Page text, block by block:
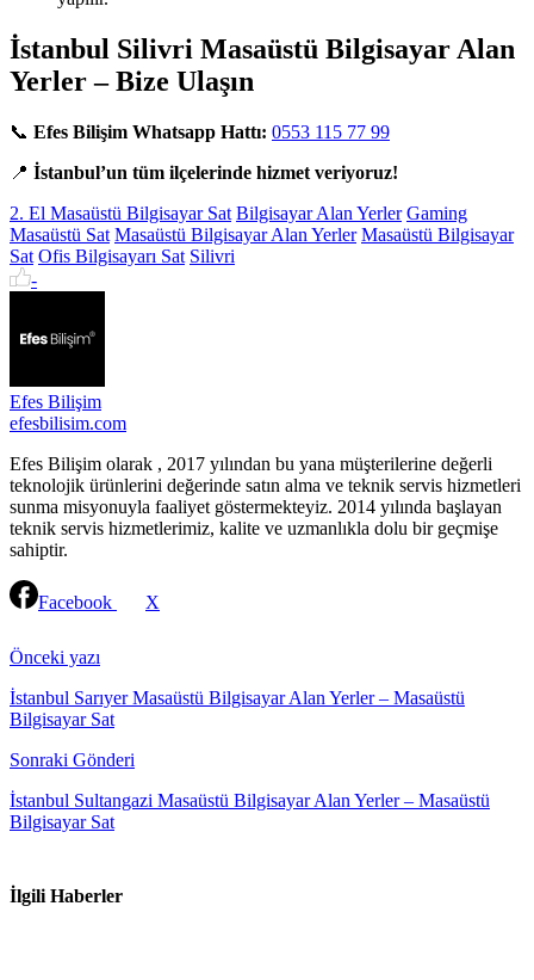
İstanbul Silivri Masaüstü Bilgisayar Alan
Yerler – Bize Ulaşın
📞 Efes Bilişim Whatsapp Hattı: 0553 115 77 99
📍 İstanbul’un tüm ilçelerinde hizmet veriyoruz!
2. El Masaüstü Bilgisayar Sat Bilgisayar Alan Yerler Gaming
Masaüstü Sat Masaüstü Bilgisayar Alan Yerler Masaüstü Bilgisayar
Sat Ofis Bilgisayarı Sat Silivri
-
Efes Bilişim
efesbilisim.com
Efes Bilişim olarak , 2017 yılından bu yana müşterilerine değerli
teknolojik ürünlerini değerinde satın alma ve teknik servis hizmetleri
sunma misyonuyla faaliyet göstermekteyiz. 2014 yılında başlayan
teknik servis hizmetlerimiz, kalite ve uzmanlıkla dolu bir geçmişe
sahiptir.
Facebook X
Reading
Önceki yazı
İstanbul Sarıyer Masaüstü Bilgisayar Alan Yerler – Masaüstü
Bilgisayar Sat
Sonraki Gönderi
İstanbul Sultangazi Masaüstü Bilgisayar Alan Yerler – Masaüstü
Bilgisayar Sat
İlgili Haberler